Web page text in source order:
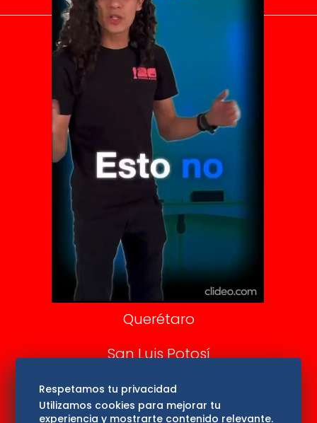
El Universal
Vive USA
Clase
De 10 sports
DeDinero
Confabulario
Aviso Oportuno
Consultas
Querétaro
San Luis Potosí
Edomex
Respetamos tu privacidad
Utilizamos cookies para mejorar tu
experiencia y mostrarte contenido relevante.